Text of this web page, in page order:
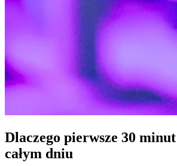
Dlaczego pierwsze 30
całym dniu